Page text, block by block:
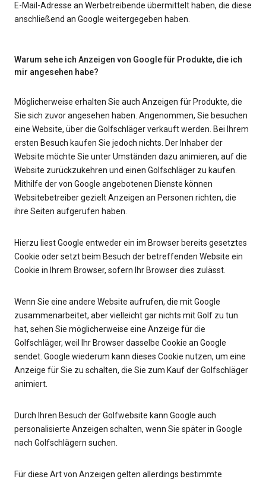
E-Mail-Adresse an Werbetreibende übermittelt haben, die diese
anschließend an Google weitergegeben haben.
Warum sehe ich Anzeigen von Google für Produkte, die ich
mir angesehen habe?
Möglicherweise erhalten Sie auch Anzeigen für Produkte, die
Sie sich zuvor angesehen haben. Angenommen, Sie besuchen
eine Website, über die Golfschläger verkauft werden. Bei Ihrem
ersten Besuch kaufen Sie jedoch nichts. Der Inhaber der
Website möchte Sie unter Umständen dazu animieren, auf die
Website zurückzukehren und einen Golfschläger zu kaufen.
Mithilfe der von Google angebotenen Dienste können
Websitebetreiber gezielt Anzeigen an Personen richten, die
ihre Seiten aufgerufen haben.
Hierzu liest Google entweder ein im Browser bereits gesetztes
Cookie oder setzt beim Besuch der betreffenden Website ein
Cookie in Ihrem Browser, sofern Ihr Browser dies zulässt.
Wenn Sie eine andere Website aufrufen, die mit Google
zusammenarbeitet, aber vielleicht gar nichts mit Golf zu tun
hat, sehen Sie möglicherweise eine Anzeige für die
Golfschläger, weil Ihr Browser dasselbe Cookie an Google
sendet. Google wiederum kann dieses Cookie nutzen, um eine
Anzeige für Sie zu schalten, die Sie zum Kauf der Golfschläger
animiert.
Durch Ihren Besuch der Golfwebsite kann Google auch
personalisierte Anzeigen schalten, wenn Sie später in Google
nach Golfschlägern suchen.
Für diese Art von Anzeigen gelten allerdings bestimmte